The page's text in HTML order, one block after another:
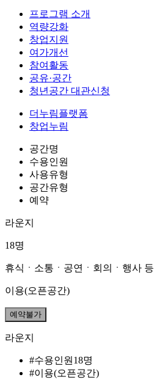
프로그램 소개
역량강화
창업지원
여가개선
참여활동
공유·공간
청년공간 대관신청
더누림플랫폼
창업누림
공간명
수용인원
사용유형
공간유형
예약
라운지
18명
휴식ㆍ소통ㆍ공연ㆍ회의ㆍ행사 등
이용(오픈공간)
예약불가
라운지
#수용인원18명
#이용(오픈공간)